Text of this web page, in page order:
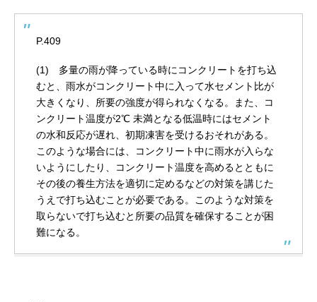
P.409
(1) 多量の雨が降っている時にコンクリートを打ち込
むと、雨水がコンクリート中に入って水セメント比が
大きくなり、所要の強度が得られなくなる。また、コ
ンクリート温度が2℃ 未満となる低温時にはセメント
の水和反応が遅れ、初期凍害を受けるおそれがある。
このような場合には、コンクリート中に雨水が入らな
いようにしたり、コンクリート温度を高めるとともに
その後の養生方法を適切に定めるなどの対策を講じた
うえで打ち込むことが必要である。このような対策を
取らないで打ち込むと所要の品質を確保することが困
難になる。